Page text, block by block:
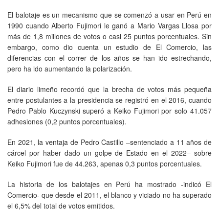
El balotaje es un mecanismo que se comenzó a usar en Perú en
1990 cuando Alberto Fujimori le ganó a Mario Vargas Llosa por
más de 1,8 millones de votos o casi 25 puntos porcentuales. Sin
embargo, como dio cuenta un estudio de El Comercio, las
diferencias con el correr de los años se han ido estrechando,
pero ha ido aumentando la polarización.
El diario limeño recordó que la brecha de votos más pequeña
entre postulantes a la presidencia se registró en el 2016, cuando
Pedro Pablo Kuczynski superó a Keiko Fujimori por solo 41.057
adhesiones (0,2 puntos porcentuales).
En 2021, la ventaja de Pedro Castillo –sentenciado a 11 años de
cárcel por haber dado un golpe de Estado en el 2022– sobre
Keiko Fujimori fue de 44.263, apenas 0,3 puntos porcentuales.
La historia de los balotajes en Perú ha mostrado -indicó El
Comercio- que desde el 2011, el blanco y viciado no ha superado
el 6,5% del total de votos emitidos.